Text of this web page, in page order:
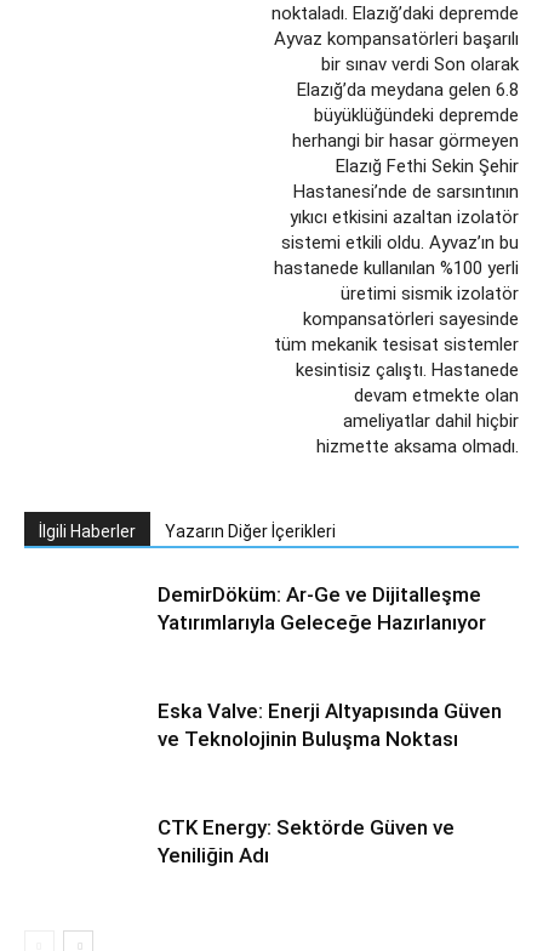
noktaladı. Elazığ’daki depremde
Ayvaz kompansatörleri başarılı
bir sınav verdi Son olarak
Elazığ’da meydana gelen 6.8
büyüklüğündeki depremde
herhangi bir hasar görmeyen
Elazığ Fethi Sekin Şehir
Hastanesi’nde de sarsıntının
yıkıcı etkisini azaltan izolatör
sistemi etkili oldu. Ayvaz’ın bu
hastanede kullanılan %100 yerli
üretimi sismik izolatör
kompansatörleri sayesinde
tüm mekanik tesisat sistemler
kesintisiz çalıştı. Hastanede
devam etmekte olan
ameliyatlar dahil hiçbir
hizmette aksama olmadı.
İlgili Haberler Yazarın Diğer İçerikleri
DemirDöküm: Ar-Ge ve Dijitalleşme
Yatırımlarıyla Geleceğe Hazırlanıyor
Eska Valve: Enerji Altyapısında Güven
ve Teknolojinin Buluşma Noktası
CTK Energy: Sektörde Güven ve
Yeniliğin Adı